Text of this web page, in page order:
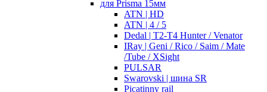
для Prisma 15мм
ATN | HD
ATN | 4 / 5
Dedal | T2-T4 Hunter / Venator
IRay | Geni / Rico / Saim / Mate
/Tube / XSight
PULSAR
Swarovski | шина SR
Picatinny rail